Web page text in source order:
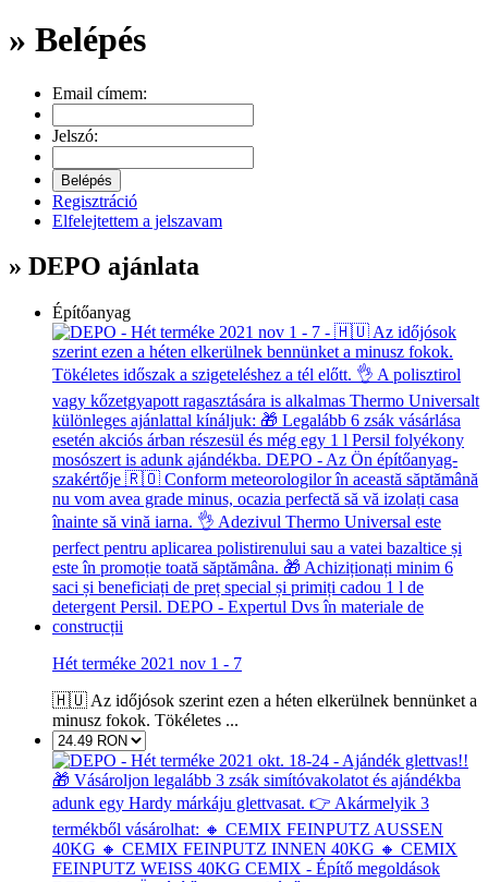
» Belépés
Email címem:
Jelszó:
Regisztráció
Elfelejtettem a jelszavam
» DEPO ajánlata
Építőanyag
Hét terméke 2021 nov 1 - 7
🇭🇺 Az időjósok szerint ezen a héten elkerülnek bennünket a
minusz fokok. Tökéletes ...